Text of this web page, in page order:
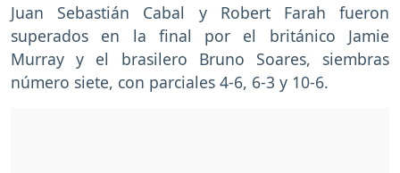
Juan Sebastián Cabal y Robert Farah fueron
superados en la final por el británico
Jamie
Murray y el brasilero Bruno Soares, siembras
número siete, con parciales 4-6, 6-3 y 10-6.